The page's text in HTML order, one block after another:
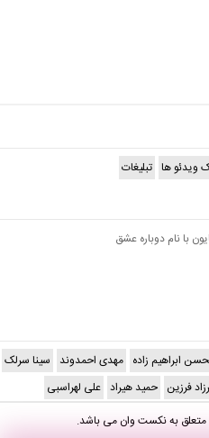
ویدئو ها تبلیغات
با نام دوباره عشق
ابراهیم زاده مهدی احمدوند سینا سرلک
فرزین حمید هیراد علی لهراسبی
بهنکست وانمی باشد.